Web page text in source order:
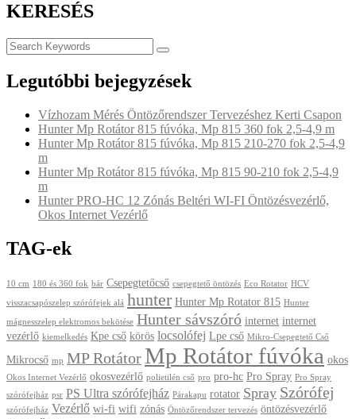
KERESÉS
Legutóbbi bejegyzések
Vízhozam Mérés Öntözőrendszer Tervezéshez Kerti Csapon
Hunter Mp Rotátor 815 fúvóka, Mp 815 360 fok 2,5-4,9 m
Hunter Mp Rotátor 815 fúvóka, Mp 815 210-270 fok 2,5-4,9
m
Hunter Mp Rotátor 815 fúvóka, Mp 815 90-210 fok 2,5-4,9
m
Hunter PRO-HC 12 Zónás Beltéri WI-FI Öntözésvezérlő,
Okos Internet Vezérlő
TAG-ek
10 cm 180 és 360 fok bár Csepegtetőcső csepegtető öntözés Eco Rotator HCV
visszacsapószelep szórófejek alá hunter Hunter Mp Rotator 815 Hunter
mágnesszelep elektromos bekötése Hunter sávszóró internet internet
vezérlő kiemelkedés Kpe cső körös locsolófej Lpe cső Mikro-Csepegtető Cső
Mikrocső mp MP Rotátor Mp Rotátor fúvóka okos
Okos Internet Vezérlő okosvezérlő polietilén cső pro pro-hc Pro Spray Pro Spray
szórófejház psr PS Ultra szórófejház Párakapu rotator Spray Szórófej
szórófejház Vezérlő wi-fi wifi zónás Öntözőrendszer tervezés öntözésvezérlő